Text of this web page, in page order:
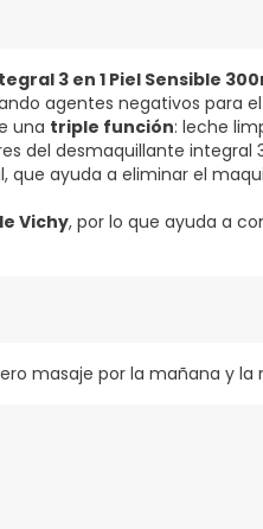
3 en 1 Piel Sensible
agentes negativos para
una triple función: leche
del desmaquillante integral
ayuda a eliminar el
Vichy, por lo que ayuda a
masaje por la mañana y la
MYRISTRATE, POTASSIUM